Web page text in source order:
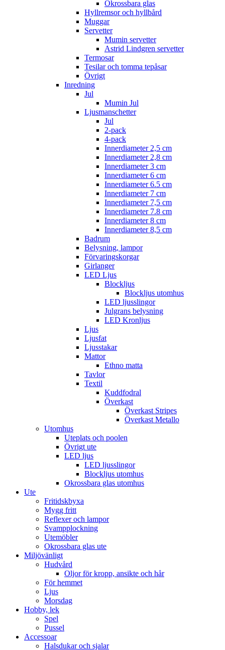
Okrossbara glas
Hyllremsor och hyllbård
Muggar
Servetter
Mumin servetter
Astrid Lindgren servetter
Termosar
Tesilar och tomma tepåsar
Övrigt
Inredning
Jul
Mumin Jul
Ljusmanschetter
Jul
2-pack
4-pack
Innerdiameter 2,5 cm
Innerdiameter 2,8 cm
Innerdiameter 3 cm
Innerdiameter 6 cm
Innerdiameter 6.5 cm
Innerdiameter 7 cm
Innerdiameter 7,5 cm
Innerdiameter 7.8 cm
Innerdiameter 8 cm
Innerdiameter 8,5 cm
Badrum
Belysning, lampor
Förvaringskorgar
Girlanger
LED Ljus
Blockljus
Blockljus utomhus
LED ljusslingor
Julgrans belysning
LED Kronljus
Ljus
Ljusfat
Ljusstakar
Mattor
Ethno matta
Tavlor
Textil
Kuddfodral
Överkast
Överkast Stripes
Överkast Metallo
Utomhus
Uteplats och poolen
Övrigt ute
LED ljus
LED ljusslingor
Blockljus utomhus
Okrossbara glas utomhus
Ute
Fritidskbyxa
Mygg fritt
Reflexer och lampor
Svampplockning
Utemöbler
Okrossbara glas ute
Miljövänligt
Hudvård
Oljor för kropp, ansikte och hår
För hemmet
Ljus
Morsdag
Hobby, lek
Spel
Pussel
Accessoar
Halsdukar och sjalar